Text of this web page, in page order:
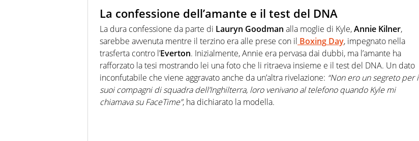
La confessione dell’amante e il test del DNA
La dura confessione da parte di Lauryn Goodman alla moglie di Kyle,Annie Kilner,
sarebbe avvenuta mentre il terzino era alle prese con il Boxing Day, impegnato nella
trasferta contro l’Everton. Inizialmente, Annie era pervasa dai dubbi, ma l’amante ha
rafforzato la tesi mostrando lei una foto che li ritraeva insieme e il test del DNA. Un dato
inconfutabile che viene aggravato anche da un’altra rivelazione: “Non ero un segreto per i
suoi compagni di squadra dell’Inghilterra, loro venivano al telefono quando Kyle mi
chiamava su FaceTime”, ha dichiarato la modella.